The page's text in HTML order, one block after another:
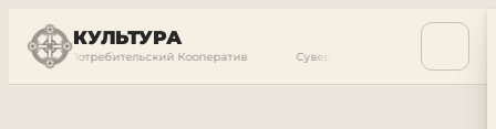
КУЛЬТУРА
Потребительский Кооператив Суверенный Международный